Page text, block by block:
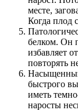
месте,
Когда плод
белком. Он
избавляет
повторять
быстрого
иметь
наросты